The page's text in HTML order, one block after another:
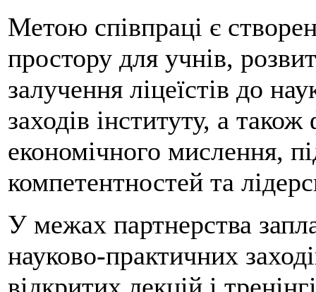
Метою співпраці є
простору для учнів,
залучення ліцеїстів до
заходів інституту, а
економічного мислення,
компетентностей та
У межах партнерства
науково-практичних